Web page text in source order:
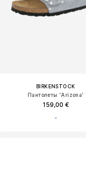
BIRKENSTOCK
Пантолеты 'Arizona'
159,00 €